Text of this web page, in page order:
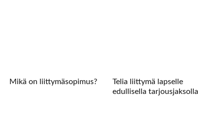
Mikä on liittymäsopimus?
Telia liittymä lapselle
edullisella tarjousjaksolla